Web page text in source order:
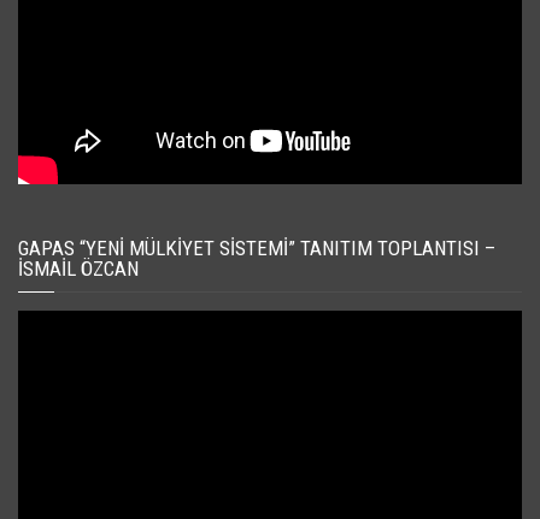
GAPAS “YENI MÜLKIYET SISTEMI” TANITIM TOPLANTISI –
İSMAIL ÖZCAN